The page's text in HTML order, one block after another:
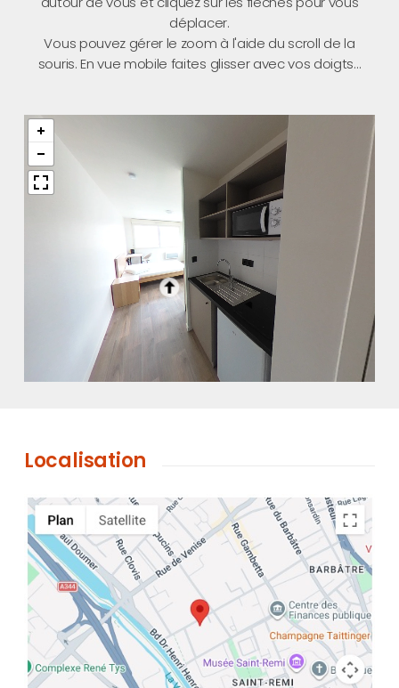
déplacer.
Vous pouvez gérer le zoom à l'aide du scroll de la
souris. En vue mobile faites glisser avec vos doigts...
Localisation